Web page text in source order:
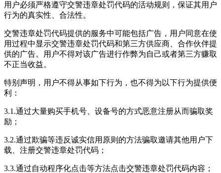
用户必须严格遵守交警违章处罚代码的活动规则，保证其用户
行为的真实性、合法性。
交警违章处罚代码提供的服务中可能包括广告，用户同意在使
用过程中显示交警违章处罚代码和第三方供应商、合作伙伴提
供的广告。用户不得对该广告进行作弊为自己或者第三方赚取
不正当收益。
特别声明，用户不得从事如下行为，也不得为以下行为提供便
利：
3.1.通过大量购买手机号、设备号的方式恶意注册从而骗取奖
励；
3.2.通过欺骗等违反诚实信用原则的方法骗取邀请其他用户下
载、注册交警违章处罚代码；
3.3.通过自动程序化点击等方法点击交警违章处罚代码内容；